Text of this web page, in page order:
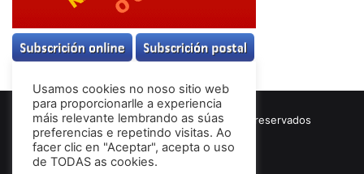
© Copyright 2026, Todos los derechos reservados
Términos & Condiciones
Usamos cookies no noso sitio web
para proporcionarlle a experiencia
máis relevante lembrando as súas
preferencias e repetindo visitas. Ao
facer clic en "Aceptar", acepta o uso
de TODAS as cookies.